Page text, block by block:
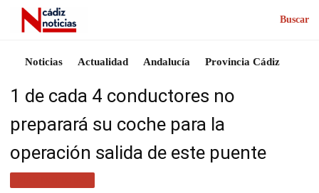
Buscar
Noticias Actualidad Andalucía Provincia Cádiz
1 de cada 4 conductores no
preparará su coche para la
operación salida de este puente